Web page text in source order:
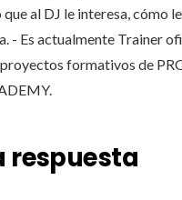
al DJ le interesa, cómo
- Es actualmente Trainer
formativos de
respuesta